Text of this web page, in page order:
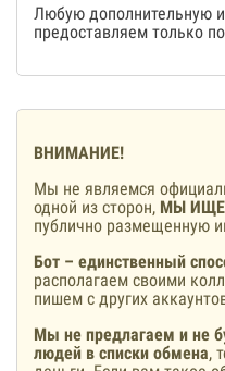
Любую дополнительную
предоставляем только
ВНИМАНИЕ!
Мы не являемся
одной из сторон, МЫ
публично размещенную
Бот – единственный
располагаем своими
пишем с других
Мы не предлагаем и не
людей в списки обмена,